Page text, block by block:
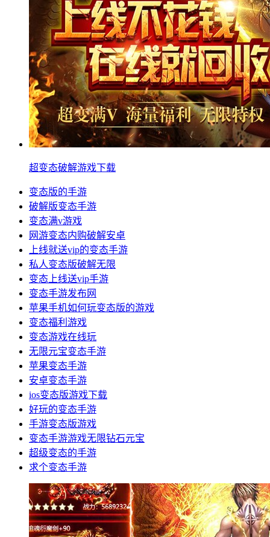
超变态破解游戏下载
变态版的手游
破解版变态手游
变态满v游戏
网游变态内购破解安卓
上线就送vip的变态手游
私人变态版破解无限
变态上线送vip手游
变态手游发布网
苹果手机如何玩变态版的游戏
变态福利游戏
变态游戏在线玩
无限元宝变态手游
苹果变态手游
安卓变态手游
ios变态版游戏下载
好玩的变态手游
手游变态版游戏
变态手游游戏无限钻石元宝
超级变态的手游
求个变态手游